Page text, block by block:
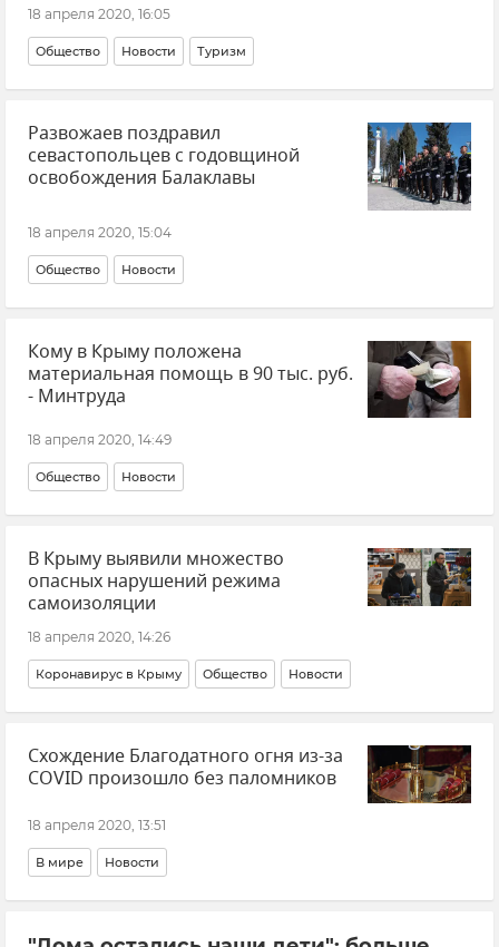
18 апреля 2020, 16:05
Общество Новости Туризм
Развожаев поздравил
севастопольцев с годовщиной
освобождения Балаклавы
18 апреля 2020, 15:04
Общество Новости
Кому в Крыму положена
материальная помощь в 90 тыс. руб.
- Минтруда
18 апреля 2020, 14:49
Общество Новости
В Крыму выявили множество
опасных нарушений режима
самоизоляции
18 апреля 2020, 14:26
Коронавирус в Крыму Общество Новости
Схождение Благодатного огня из-за
COVID произошло без паломников
18 апреля 2020, 13:51
В мире Новости